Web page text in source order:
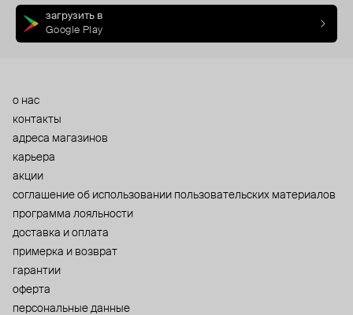
загрузить в
Google Play
о нас
контакты
адреса магазинов
карьера
акции
cоглашение об использовании пользовательских материалов
программа лояльности
доставка и оплата
примерка и возврат
гарантии
оферта
персональные данные